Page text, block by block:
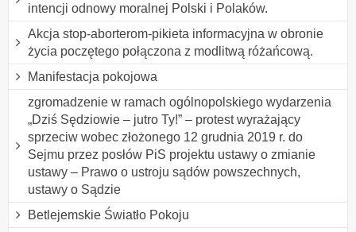
intencji odnowy moralnej Polski i Polaków.
Akcja stop-aborterom-pikieta informacyjna w obronie
życia poczętego połączona z modlitwą różańcową.
Manifestacja pokojowa
zgromadzenie w ramach ogólnopolskiego wydarzenia
„Dziś Sędziowie – jutro Ty!” – protest wyrażający
sprzeciw wobec złożonego 12 grudnia 2019 r. do
Sejmu przez posłów PiS projektu ustawy o zmianie
ustawy – Prawo o ustroju sądów powszechnych,
ustawy o Sądzie
Betlejemskie Światło Pokoju